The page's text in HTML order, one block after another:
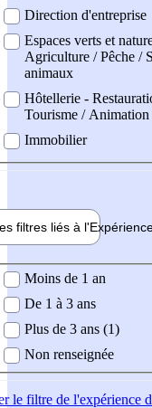
Direction d'entreprise
Espaces verts et
Agriculture / Pêche /
animaux
Hôtellerie -
Tourisme / Animation
Immobilier
filtres liés à l'
demandée
Moins de 1 an
De 1 à 3 ans
Plus de 3 ans (1)
Non renseignée
le filtre de l'expérience